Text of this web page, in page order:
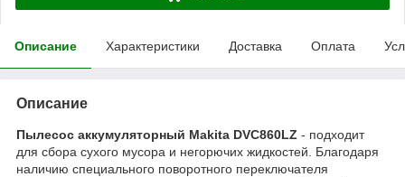
Описание Характеристики Доставка Оплата
Описание
Пылесос аккумуляторный Makita DVC860LZ​ - подходит
для сбора сухого мусора и негорючих жидкостей. Благодаря
наличию специального поворотного переключателя